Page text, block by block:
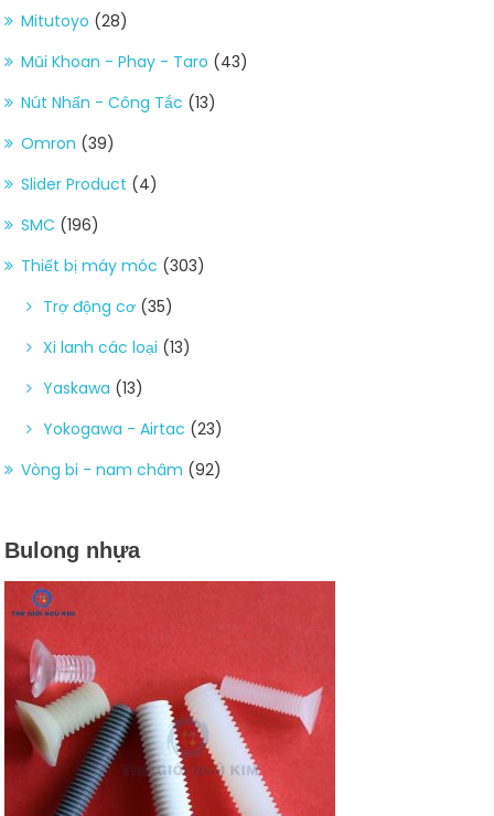
Mitutoyo (28)
Mũi Khoan - Phay - Taro (43)
Nút Nhấn - Công Tắc (13)
Omron (39)
Slider Product (4)
SMC (196)
Thiết bị máy móc (303)
Trợ động cơ (35)
Xi lanh các loại (13)
Yaskawa (13)
Yokogawa - Airtac (23)
Vòng bi - nam châm (92)
Bulong nhựa